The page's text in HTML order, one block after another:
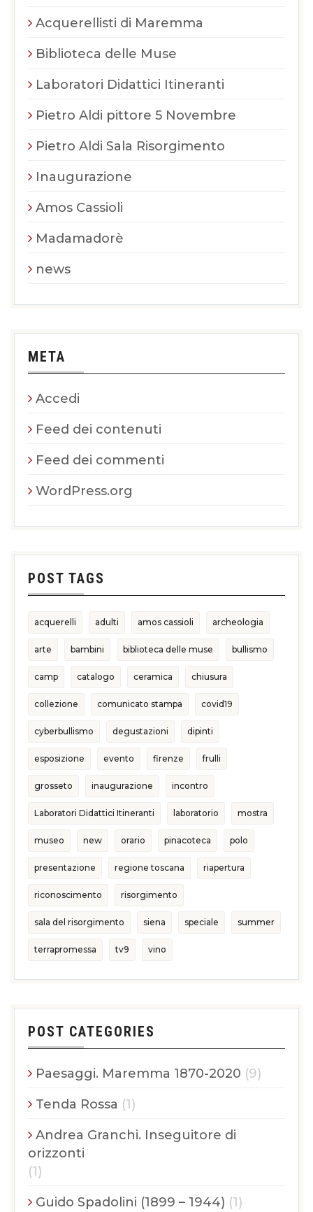
Acquerellisti di Maremma
Biblioteca delle Muse
Laboratori Didattici Itineranti
Pietro Aldi pittore 5 Novembre
Pietro Aldi Sala Risorgimento
Inaugurazione
Amos Cassioli
Madamadorè
news
META
Accedi
Feed dei contenuti
Feed dei commenti
WordPress.org
POST TAGS
acquerelli adulti amos cassioli archeologia
arte bambini biblioteca delle muse bullismo
camp catalogo ceramica chiusura
collezione comunicato stampa covid19
cyberbullismo degustazioni dipinti
esposizione evento firenze frulli
grosseto inaugurazione incontro
Laboratori Didattici Itineranti laboratorio mostra
museo new orario pinacoteca polo
presentazione regione toscana riapertura
riconoscimento risorgimento
sala del risorgimento siena speciale summer
terrapromessa tv9 vino
POST CATEGORIES
Paesaggi. Maremma 1870-2020 (9)
Tenda Rossa (1)
Andrea Granchi. Inseguitore di
orizzonti
(1)
Guido Spadolini (1899 – 1944) (1)